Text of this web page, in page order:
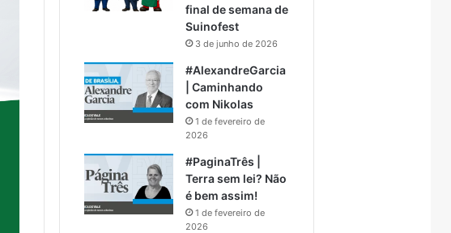
final de semana de
Suinofest
3 de junho de 2026
#AlexandreGarcia
| Caminhando
com Nikolas
1 de fevereiro de
2026
#PaginaTrês |
Terra sem lei? Não
é bem assim!
1 de fevereiro de
2026